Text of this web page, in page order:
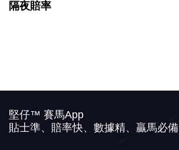
隔夜賠率
堅仔™ 賽馬App
貼士準、賠率快、數據精、贏馬必備